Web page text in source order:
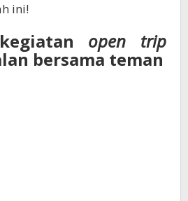
ini!
open trip
bersama teman